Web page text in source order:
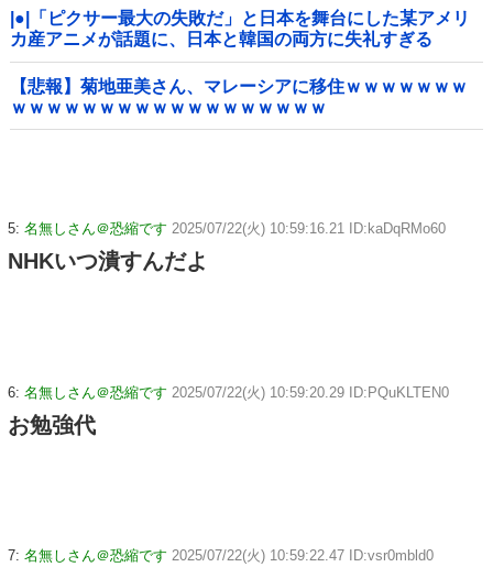
|●|「ピクサー最大の失敗だ」と日本を舞台にした某アメリ
カ産アニメが話題に、日本と韓国の両方に失礼すぎる
わ……
【悲報】菊地亜美さん、マレーシアに移住ｗｗｗｗｗｗｗ
ｗｗｗｗｗｗｗｗｗｗｗｗｗｗｗｗｗｗ
5: 名無しさん＠恐縮です 2025/07/22(火) 10:59:16.21 ID:kaDqRMo60
NHKいつ潰すんだよ
6: 名無しさん＠恐縮です 2025/07/22(火) 10:59:20.29 ID:PQuKLTEN0
お勉強代
7: 名無しさん＠恐縮です 2025/07/22(火) 10:59:22.47 ID:vsr0mbld0